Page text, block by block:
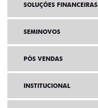
SOLUÇÕES FINANCEIRAS
SEMINOVOS
PÓS VENDAS
INSTITUCIONAL